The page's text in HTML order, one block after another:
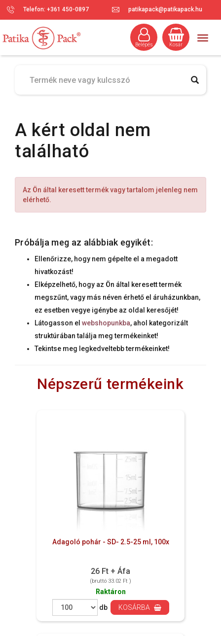
Telefon: +361 450-0897 patikapack@patikapack.hu
Kosár
Belépés
A kért oldal nem
található
Az Ön által keresett termék vagy tartalom jelenleg nem
elérhető.
Próbálja meg az alábbiak egyikét:
Ellenőrizze, hogy nem gépelte el a megadott
hivatkozást!
Elképzelhető, hogy az Ön által keresett termék
megszűnt, vagy más néven érhető el áruházunkban,
ez esetben vegye igénybe az oldal keresőjét!
Látogasson el webshopunkba, ahol kategorizált
struktúrában találja meg termékeinket!
Tekintse meg legkedveltebb termékeinket!
Népszerű termékeink
Adagoló pohár - SD- 2.5-25 ml, 100x
26 Ft + Áfa
(bruttó 33.02 Ft )
Raktáron
db
KOSÁRBA